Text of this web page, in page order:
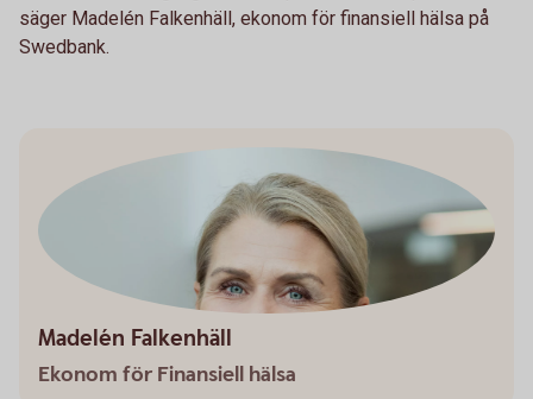
säger Madelén Falkenhäll, ekonom för finansiell hälsa på
Swedbank.
Madelén Falkenhäll
Ekonom för Finansiell hälsa